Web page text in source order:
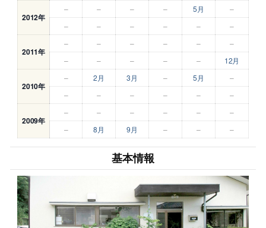
2012年
– – – – 5月
–
–
– – – – –
2011年
– – – – –
–
–
– – – – 12月
2010年
– 2月 3月 – 5月
–
–
– – – – –
2009年
– – – – –
–
–
8月 9月 – – –
基本情報